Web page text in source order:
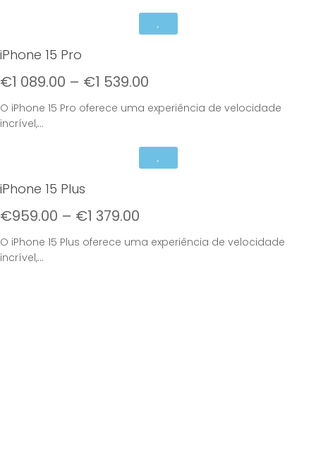
iPhone 15 Pro
€1 089.00 – €1 539.00
O iPhone 15 Pro oferece uma experiência de velocidade
incrível,...
iPhone 15 Plus
€959.00 – €1 379.00
O iPhone 15 Plus oferece uma experiência de velocidade
incrível,...